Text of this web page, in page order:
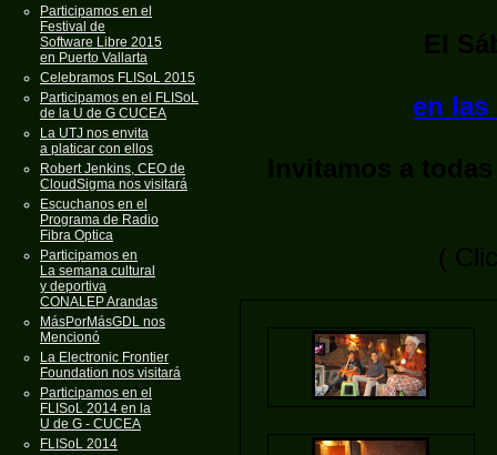
Participamos en el
Festival de
Software Libre 2015
en Puerto Vallarta
Celebramos FLISoL 2015
Participamos en el FLISoL
de la U de G CUCEA
La UTJ nos envita
a platicar con ellos
Robert Jenkins, CEO de
CloudSigma nos visitará
Escuchanos en el
Programa de Radio
Fibra Optica
Participamos en
La semana cultural
y deportiva
CONALEP Arandas
MásPorMásGDL nos
Mencionó
La Electronic Frontier
Foundation nos visitará
Participamos en el
FLISoL 2014 en la
U de G - CUCEA
FLISoL 2014
El
en
Invitamos a
(